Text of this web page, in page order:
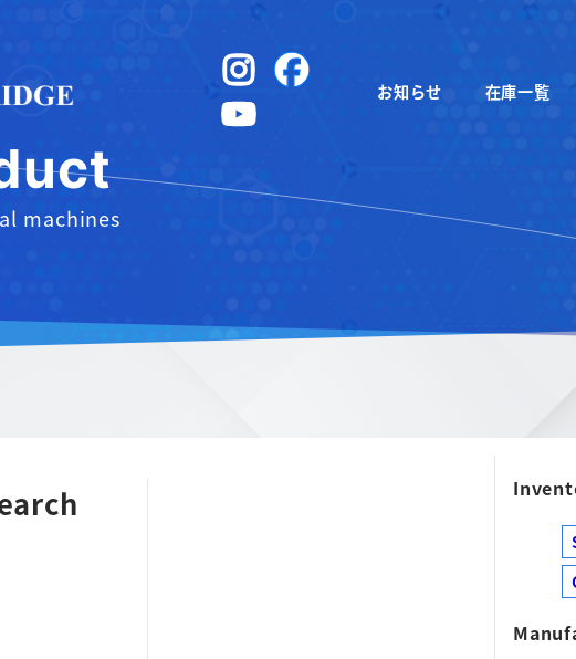
instagramFacebook
YouTube
お知らせ 在庫一覧
machines